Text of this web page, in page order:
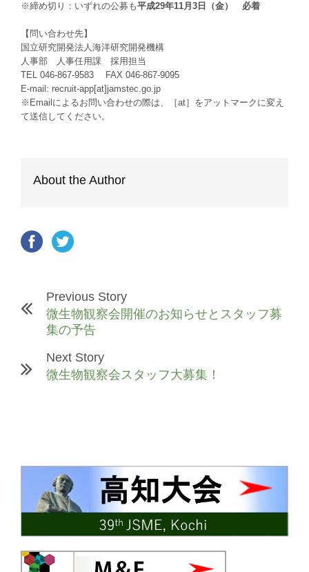
※締め切り：いずれの公募も平成29年11月3日（金） 必着
【問い合わせ先】
国立研究開発法人海洋研究開発機構
人事部 人事任用課 採用担当
TEL 046-867-9583 FAX 046-867-9095
E-mail: recruit-app[at]jamstec.go.jp
※Emailによるお問い合わせの際は、［at］をアットマークに変え
て送信してください。
About the Author
Previous Story
微生物観察会開催のお知らせとスタッフ募
集の予告
Next Story
微生物観察会スタッフ大募集！